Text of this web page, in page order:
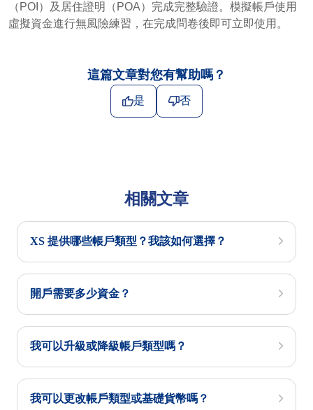
（POI）及居住證明（POA）完成完整驗證。模擬帳戶使用
虛擬資金進行無風險練習，在完成問卷後即可立即使用。
這篇文章對您有幫助嗎？
是 否
相關文章
XS 提供哪些帳戶類型？我該如何選擇？
開戶需要多少資金？
我可以升級或降級帳戶類型嗎？
我可以更改帳戶類型或基礎貨幣嗎？